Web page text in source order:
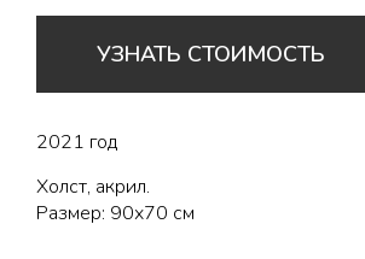
УЗНАТЬ СТОИМОСТЬ
2021 год
Холст, акрил.
Размер: 90х70 см